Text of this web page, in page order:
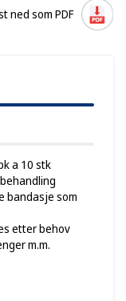
ned som PDF
a 10 stk
bandasje som
etter behov
m.m.